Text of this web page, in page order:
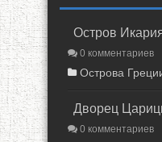
Остров
0 комментариев
Острова
Дворец
0 комментариев